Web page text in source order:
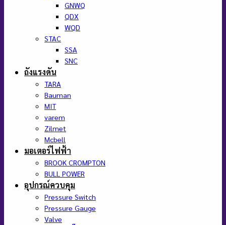
GNWQ
QDX
WQD
STAC
SSA
SNC
ถังแรงดัน
TARA
Bauman
MIT
varem
Zilmet
Mcbell
มอเตอร์ไฟฟ้า
BROOK CROMPTON
BULL POWER
อุปกรณ์ควบคุม
Pressure Switch
Pressure Gauge
Valve